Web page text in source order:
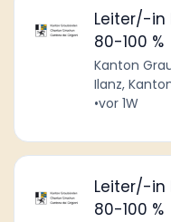
Leiter/-in
80-100 %
Kanton
Ilanz,
•vor 1W
Leiter/-in
80-100 %